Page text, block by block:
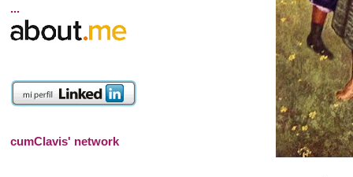
...
cumClavis' network